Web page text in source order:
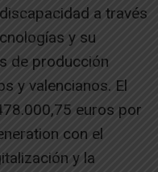
a través
y su
de producción
y valencianos. El
euros por
con el
y la